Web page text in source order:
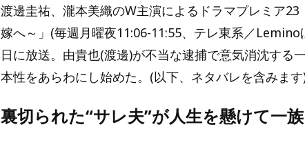
渡邊圭祐、瀧本美織のW主演によるドラマプレミア
嫁へ～」(毎週月曜夜11:06-11:55、テレ東系／
日に放送。由貴也(渡邊)が不当な逮捕で意気消沈する
本性をあらわにし始めた。(以下、ネタバレを含みます
裏切られた“サレ夫”が人生を懸けて一